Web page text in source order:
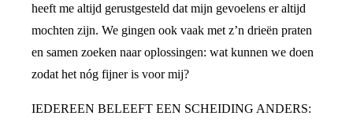
heeft me altijd gerustgesteld dat mijn gevoelens er altijd
mochten zijn. We gingen ook vaak met z’n drieën praten
en samen zoeken naar oplossingen: wat kunnen we doen
zodat het nóg fijner is voor mij?
IEDEREEN BELEEFT EEN SCHEIDING ANDERS: